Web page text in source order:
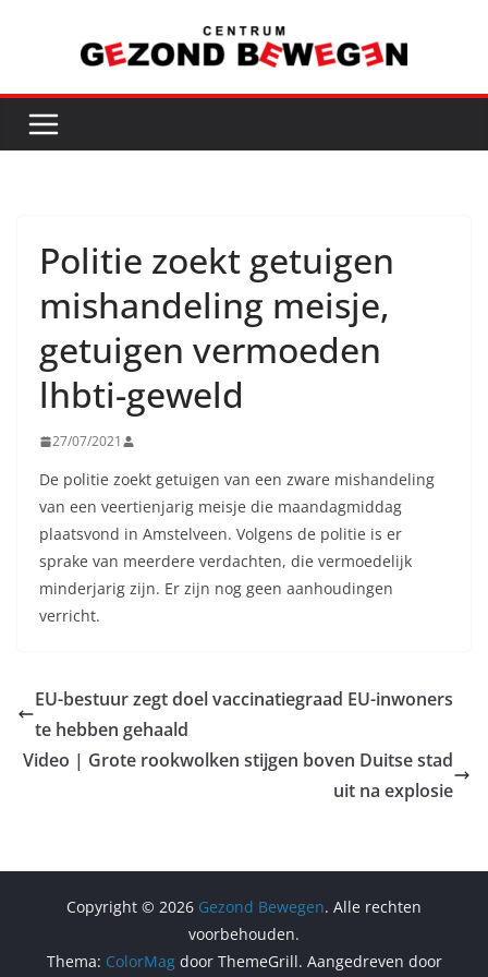
inhoud
Politie zoekt getuigen
mishandeling meisje,
getuigen vermoeden
lhbti-geweld
27/07/2021
De politie zoekt getuigen van een zware mishandeling
van een veertienjarig meisje die maandagmiddag
plaatsvond in Amstelveen. Volgens de politie is er
sprake van meerdere verdachten, die vermoedelijk
minderjarig zijn. Er zijn nog geen aanhoudingen
verricht.
EU-bestuur zegt doel vaccinatiegraad EU-inwoners
te hebben gehaald
Video | Grote rookwolken stijgen boven Duitse stad
uit na explosie
Copyright © 2026 Gezond Bewegen. Alle rechten
voorbehouden.
Thema: ColorMagdoor ThemeGrill. Aangedreven door